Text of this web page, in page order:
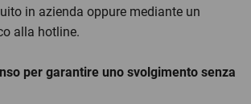
in azienda oppure mediante un
alla hotline.
per garantire uno svolgimento senza